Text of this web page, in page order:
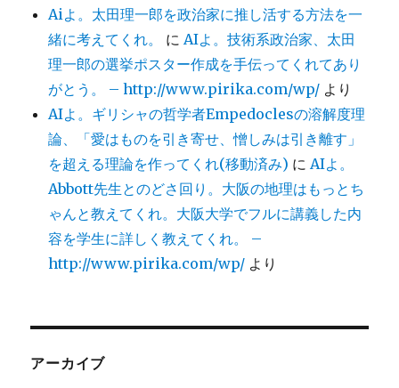
Aiよ。太田理一郎を政治家に推し活する方法を一
緒に考えてくれ。
にAIよ。技術系政治家、太田
理一郎の選挙ポスター作成を手伝ってくれてあり
がとう。 – http://www.pirika.com/wp/ より
AIよ。ギリシャの哲学者Empedoclesの溶解度理
論、「愛はものを引き寄せ、憎しみは引き離す」
を超える理論を作ってくれ(移動済み) にAIよ。
Abbott先生とのどさ回り。大阪の地理はもっとち
ゃんと教えてくれ。大阪大学でフルに講義した内
容を学生に詳しく教えてくれ。 –
http://www.pirika.com/wp/ より
アーカイブ